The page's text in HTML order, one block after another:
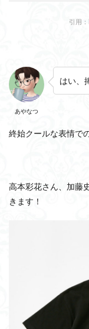
引用
あやなつ
はい、
終始クールな表情で
高本彩花さん、加藤
きます！